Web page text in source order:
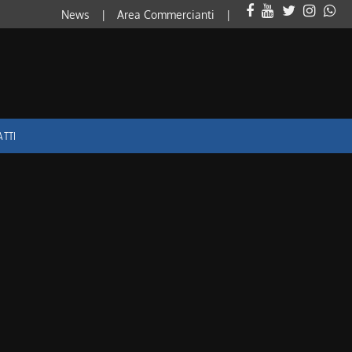
News Area Commercianti